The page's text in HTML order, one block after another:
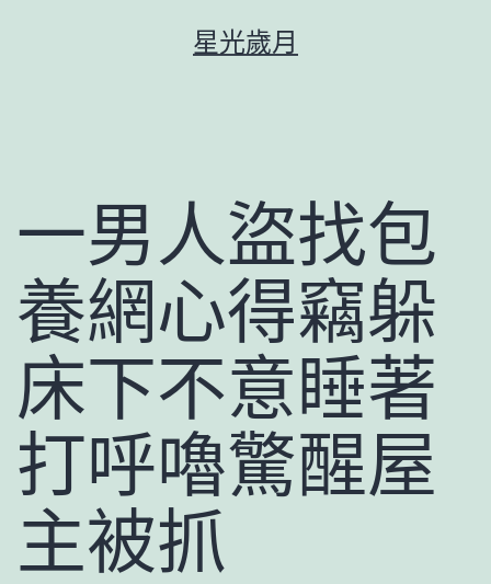
星光歲月
一男人盜找包
養網心得竊躲
床下不意睡著
打呼嚕驚醒屋
主被抓